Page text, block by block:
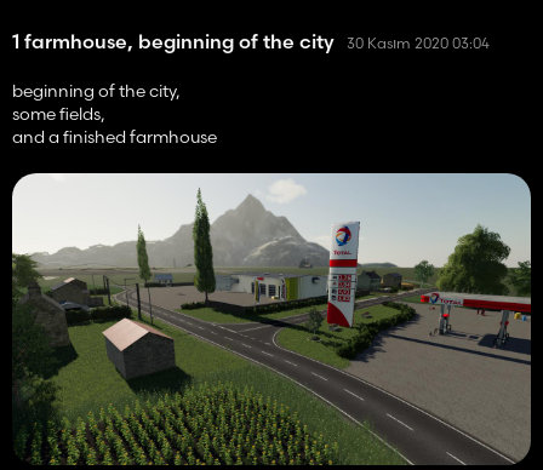
1 farmhouse, beginning of the city 30 Kasım 2020 03:04
beginning of the city,
some fields,
and a finished farmhouse